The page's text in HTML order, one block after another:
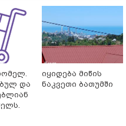
და
იყიდება მიწის
ნაკვეთი ბათუმში